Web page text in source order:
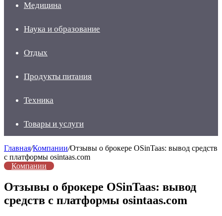
Медицина
Наука и образование
Отдых
Продукты питания
Техника
Товары и услуги
Главная/Компании/Отзывы о брокере OSinTaas: вывод средств
с платформы osintaas.com
Компании
Отзывы о брокере OSinTaas: вывод
средств с платформы osintaas.com